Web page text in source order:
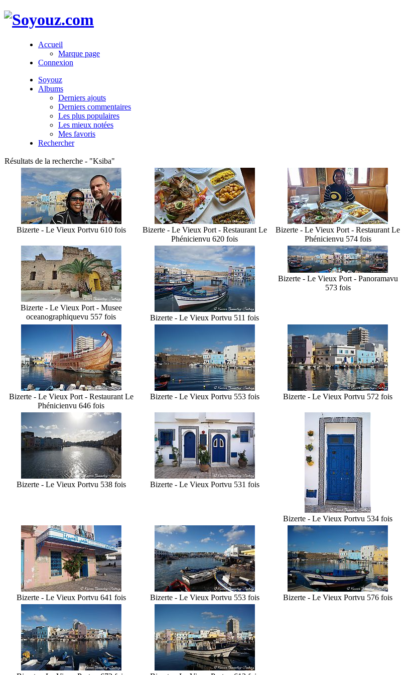
Accueil
Marque page
Connexion
Soyouz
Albums
Derniers ajouts
Derniers commentaires
Les plus populaires
Les mieux notées
Mes favoris
Rechercher
Résultats de la recherche - "Ksiba"
Bizerte - Le Vieux Portvu 610 fois
Bizerte - Le Vieux Port - Restaurant Le
Phénicienvu 620 fois
Bizerte - Le Vieux Port - Restaurant Le
Phénicienvu 574 fois
Bizerte - Le Vieux Port - Musee
oceanographiquevu 557 fois Bizerte - Le Vieux Portvu 511 fois
Bizerte - Le Vieux Port - Panoramavu
573 fois
Bizerte - Le Vieux Port - Restaurant Le
Phénicienvu 646 fois
Bizerte - Le Vieux Portvu 553 fois Bizerte - Le Vieux Portvu 572 fois
Bizerte - Le Vieux Portvu 538 fois Bizerte - Le Vieux Portvu 531 fois
Bizerte - Le Vieux Portvu 534 fois
Bizerte - Le Vieux Portvu 641 fois Bizerte - Le Vieux Portvu 553 fois Bizerte - Le Vieux Portvu 576 fois